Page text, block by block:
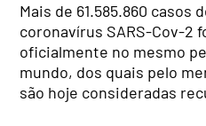
Mais de 61.585.860 casos
coronavírus SARS-Cov-2
oficialmente no mesmo
mundo, dos quais pelo
são hoje consideradas